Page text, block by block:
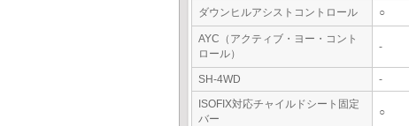
ダウンヒルアシストコントロール ○
AYC（アクティブ・ヨー・コント
ロール）
-
SH-4WD
-
ISOFIX対応チャイルドシート固定
バー
○